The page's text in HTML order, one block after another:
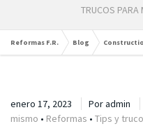
TRUCOS PARA
Reformas F.R. Blog
enero 17, 2023 Poradmin
mismo • Reformas • Tips y